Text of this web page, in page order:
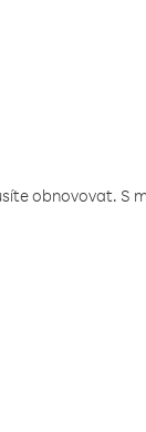
obnovovat. S